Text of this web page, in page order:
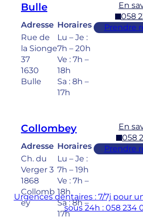
Bulle
Adresse
Rue de
la Sionge
37
1630
Bulle
Horaires
Lu – Je :
7h – 20h
Ve : 7h –
18h
Sa : 8h –
17h
En
058
Prendre
Collombey
Adresse
Ch. du
Verger 3
1868
Collomb
ey
Horaires
Lu – Je :
7h – 19h
Ve : 7h –
18h
Sa : 8h –
17h
En
058
Prendre
Urgences dentaires : 7/7j pour
sous 24h : 058 234